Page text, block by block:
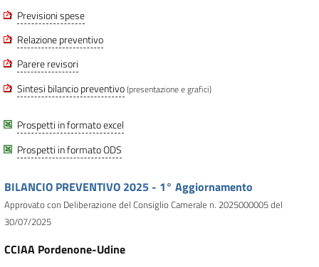
Previsioni spese
Relazione preventivo
Parere revisori
Sintesi bilancio preventivo(presentazione e grafici)
Prospetti in formato excel
Prospetti in formato ODS
BILANCIO PREVENTIVO 2025 - 1° Aggiornamento
Approvato con Deliberazione del Consiglio Camerale n. 2025000005 del
30/07/2025
CCIAA Pordenone-Udine